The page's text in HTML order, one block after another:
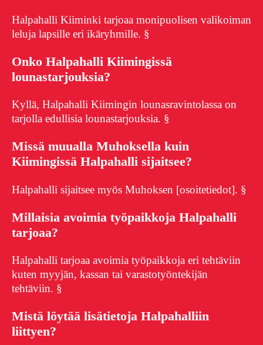
Halpahalli Kiiminki tarjoaa monipuolisen valikoiman
leluja lapsille eri ikäryhmille. §
Onko Halpahalli Kiimingissä
lounastarjouksia?
Kyllä, Halpahalli Kiimingin lounasravintolassa on
tarjolla edullisia lounastarjouksia. §
Missä muualla Muhoksella kuin
Kiimingissä Halpahalli sijaitsee?
Halpahalli sijaitsee myös Muhoksen [osoitetiedot]. §
Millaisia avoimia työpaikkoja Halpahalli
tarjoaa?
Halpahalli tarjoaa avoimia työpaikkoja eri tehtäviin
kuten myyjän, kassan tai varastotyöntekijän
tehtäviin. §
Mistä löytää lisätietoja Halpahalliin
liittyen?